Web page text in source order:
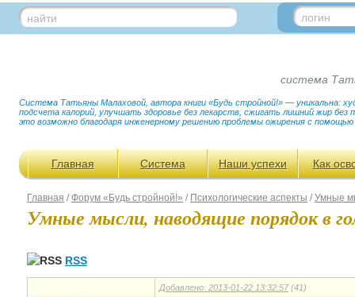
найти логин
система
Система Татьяны Малаховой, автора книги «Будь стройной!» — уникальна:
подсчета калорий, улучшать здоровье без лекарств, сжигать лишний жир
это возможно благодаря инженерному решению проблемы ожирения с
Главная Система Наши успехи Как
Главная /Форум «Будь стройной!» / Психологические аспекты /Умные
Умные мысли, наводящие порядок в
RSS
Добавлено: 2013-01-22 13:32:57(41)